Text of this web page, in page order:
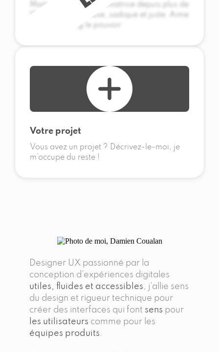
Maitresse Lyssa, dominatrice depuis plus de
10 ans, respectueuse, sadique et juste. Aime
le jeux, le sang le pouvoir
Votre projet
Vous avez un projet ? Décrivez-le-moi, je
m’occupe du reste !
Designer UX passionné par la
conception d’expériences digitales
utiles, fluides et accessibles, j’allie sens
du design et rigueur technique pour
créer des interfaces qui font sens pour
les utilisateurs comme pour les
équipes produits.